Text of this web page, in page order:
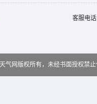
客服电
气网版权所有，未经书面授权